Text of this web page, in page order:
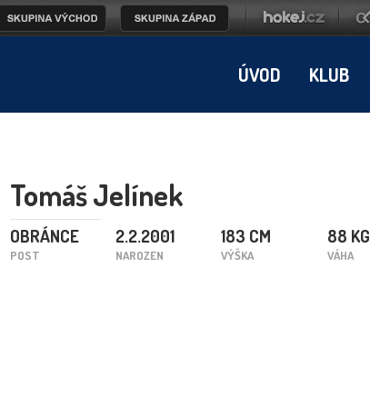
ÚVOD KLUB
Tomáš Jelínek
OBRÁNCE
POST
2.2.2001
NAROZEN
183 CM
VÝŠKA
88 KG
VÁHA